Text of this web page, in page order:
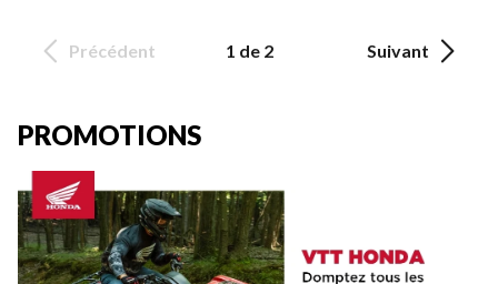
Précédent 1 de 2 Suivant
PROMOTIONS